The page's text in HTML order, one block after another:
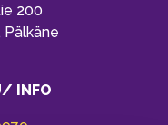
200
Pälkäne
INFO